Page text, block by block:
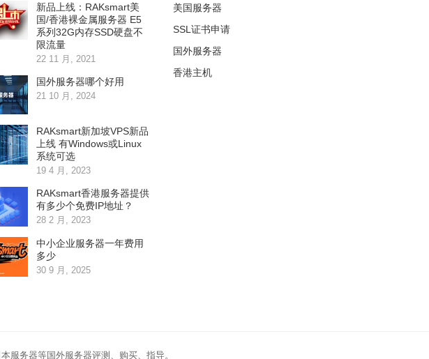
新品上线：RAKsmart美
国/香港裸金属服务器 E5
系列32G内存SSD硬盘不
限流量
22 11 月, 2021
国外服务器哪个好用
21 10 月, 2024
RAKsmart新加坡VPS新品
上线 有Windows或Linux
系统可选
19 4 月, 2023
RAKsmart香港服务器提供
有多少个免费IP地址？
28 2 月, 2023
中小企业服务器一年费用
多少
30 9 月, 2025
美国服务器
SSL证书申请
国外服务器
香港主机
服务器等国外服务器评测、购买、指导。